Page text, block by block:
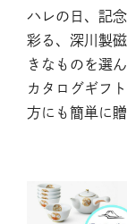
ハレの日、記
彩る、深川製
きなものを選
カタログギフ
方にも簡単に